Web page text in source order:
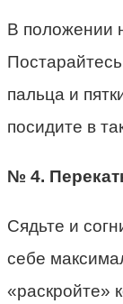
В положении
пальца и
посидите в
№ 4.
Сядьте и
себе
«раскройте»